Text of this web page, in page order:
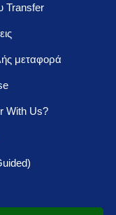
Transfer
μεταφορά
With Us?